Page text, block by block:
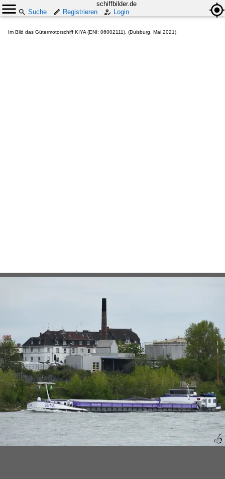
schiffbilder.de
Suche
Registrieren Login
Im Bild das Gütermotorschiff KIYA (ENI: 06002111). (Duisburg, Mai 2021)